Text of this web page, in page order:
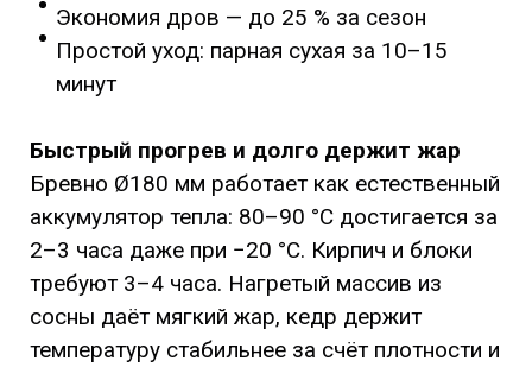
Экономия дров — до 25 % за сезон
Простой уход: парная сухая за 10–15
минут
Быстрый прогрев и долго держит жар
Бревно Ø180 мм работает как естественный
аккумулятор тепла: 80–90 °C достигается за
2–3 часа даже при −20 °C. Кирпич и блоки
требуют 3–4 часа. Нагретый массив из
сосны даёт мягкий жар, кедр держит
температуру стабильнее за счёт плотности и